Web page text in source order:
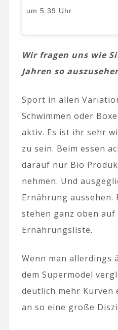
um 5:39 Uhr
Wir fragen uns wie
Jahren so
Sport in allen
Schwimmen oder
aktiv. Es ist ihr sehr
zu sein. Beim essen
darauf nur Bio
nehmen. Und
Ernährung aussehen.
stehen ganz oben auf
Ernährungsliste.
Wenn man allerdings
dem Supermodel
deutlich mehr Kurven
an so eine große